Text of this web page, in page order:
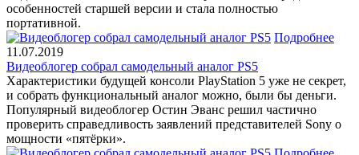
особенностей старшей версии и стала полностью
портативной.
Подробнее
11.07.2019
Видеоблогер собрал самодельный аналог PS5
Характеристики будущей консоли PlayStation 5 уже не секрет,
и собрать функциональный аналог можно, были бы деньги.
Популярный видеоблогер Остин Эванс решил частично
проверить справедливость заявлений представителей Sony о
мощности «пятёрки».